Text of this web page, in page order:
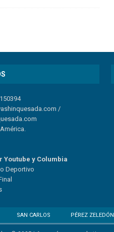
/
Youtube y Columbia
Deportivo
SAN CARLOS PÉREZ ZELEDÓN